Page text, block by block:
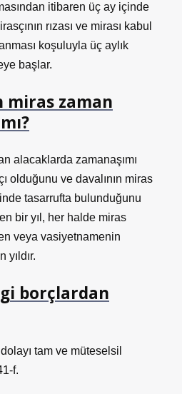
itibaren üç ay içinde
rızası ve mirası kabul
koşuluyla üç aylık
başlar.
miras zaman
alacaklarda zamanaşımı
olduğunu ve davalının miras
tasarrufta bulunduğunu
bir yıl, her halde miras
veya vasiyetnamenin
yıldır.
borçlardan
tam ve müteselsil
f.